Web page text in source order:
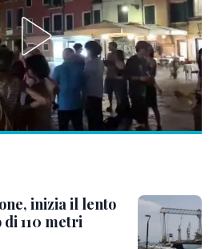
inizia il lento
di 110 metri